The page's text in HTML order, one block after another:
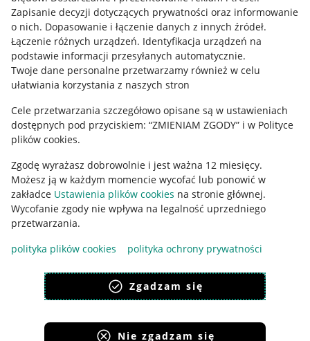
Zapisanie decyzji dotyczących prywatności oraz informowanie
o nich. Dopasowanie i łączenie danych z innych źródeł.
Łączenie różnych urządzeń. Identyfikacja urządzeń na
podstawie informacji przesyłanych automatycznie.
Twoje dane personalne przetwarzamy również w celu
ułatwiania korzystania z naszych stron
Cele przetwarzania szczegółowo opisane są w ustawieniach
dostępnych pod przyciskiem: “ZMIENIAM ZGODY” i w Polityce
plików cookies.
Zgodę wyrażasz dobrowolnie i jest ważna 12 miesięcy.
Możesz ją w każdym momencie wycofać lub ponowić w
zakładce Ustawienia plików cookies na stronie głównej.
Wycofanie zgody nie wpływa na legalność uprzedniego
przetwarzania.
polityka plików cookies
polityka ochrony prywatności
Zgadzam się
Nie zgadzam się
Informacje prawne
Regulamin
Polityka plików "cookies"
Ustawienia plików "cookies"
Udostępnianie lokalizacji
Informacje dla Aktu o Usługach Cyfrowych
Pobierz aplikację